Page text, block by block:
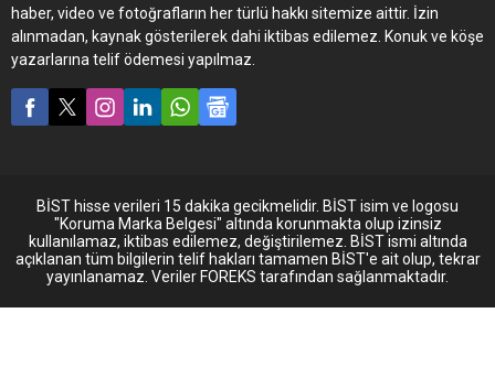
haber, video ve fotoğrafların her türlü hakkı sitemize aittir. İzin
alınmadan, kaynak gösterilerek dahi iktibas edilemez. Konuk ve köşe
yazarlarına telif ödemesi yapılmaz.
BİST hisse verileri 15 dakika gecikmelidir. BİST isim ve logosu
"Koruma Marka Belgesi" altında korunmakta olup izinsiz
kullanılamaz, iktibas edilemez, değiştirilemez. BİST ismi altında
açıklanan tüm bilgilerin telif hakları tamamen BİST'e ait olup, tekrar
yayınlanamaz. Veriler FOREKS tarafından sağlanmaktadır.